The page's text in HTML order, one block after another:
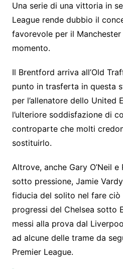
Una serie di una vittoria in
League rende dubbio il
favorevole per il
momento.
Il Brentford arriva all’Old
punto in trasferta in questa
per l’allenatore dello United
l’ulteriore soddisfazione di
controparte che molti
sostituirlo.
Altrove, anche Gary O’Neil
sotto pressione, Jamie
fiducia del solito nel fare ciò
progressi del Chelsea sotto
messi alla prova dal
ad alcune delle trame da
Premier League.